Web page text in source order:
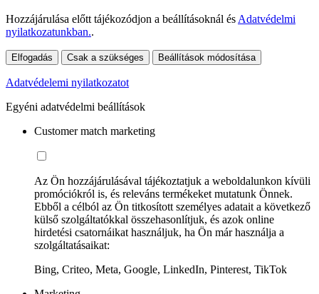
Hozzájárulása előtt tájékozódjon a beállításoknál és Adatvédelmi
nyilatkozatunkban..
Elfogadás Csak a szükséges Beállítások módosítása
Adatvédelemi nyilatkozatot
Egyéni adatvédelmi beállítások
Customer match marketing
Az Ön hozzájárulásával tájékoztatjuk a weboldalunkon kívüli
promóciókról is, és releváns termékeket mutatunk Önnek.
Ebből a célból az Ön titkosított személyes adatait a következő
külső szolgáltatókkal összehasonlítjuk, és azok online
hirdetési csatornáikat használjuk, ha Ön már használja a
szolgáltatásaikat:
Bing, Criteo, Meta, Google, LinkedIn, Pinterest, TikTok